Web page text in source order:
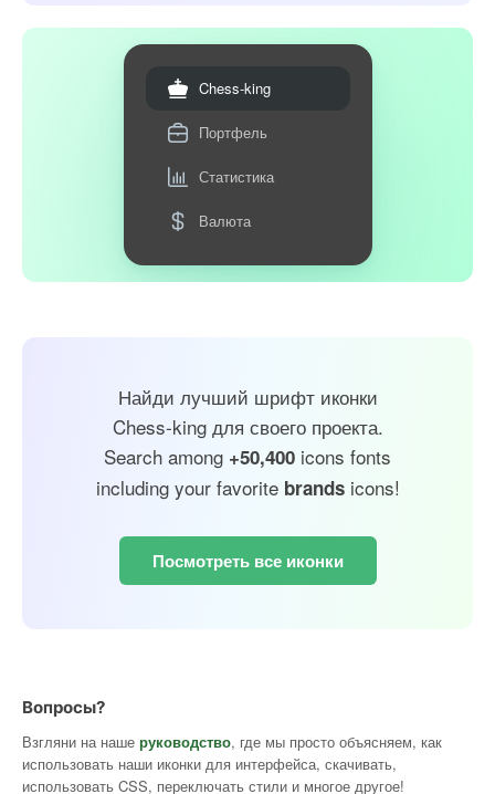
Chess-king
Портфель
Статистика
Валюта
Найди лучший шрифт иконки
Chess-king для своего проекта.
Search among +50,400 icons fonts
including your favorite brandsicons!
Посмотреть все иконки
Вопросы?
Взгляни на наше руководство, где мы просто объясняем, как
использовать наши иконки для интерфейса, скачивать,
использовать CSS, переключать стили и многое другое!